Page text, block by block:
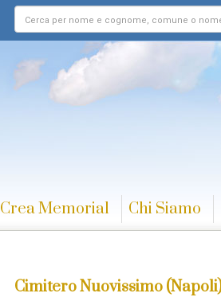
Crea Memorial Chi Siamo
Cimitero Nuovissimo